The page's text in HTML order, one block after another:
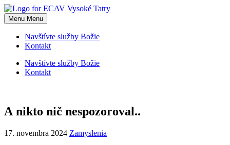
Skip
to
content
Menu Menu
Navštívte služby Božie
Kontakt
Navštívte služby Božie
Kontakt
A nikto nič nespozoroval..
17. novembra 2024 Zamyslenia